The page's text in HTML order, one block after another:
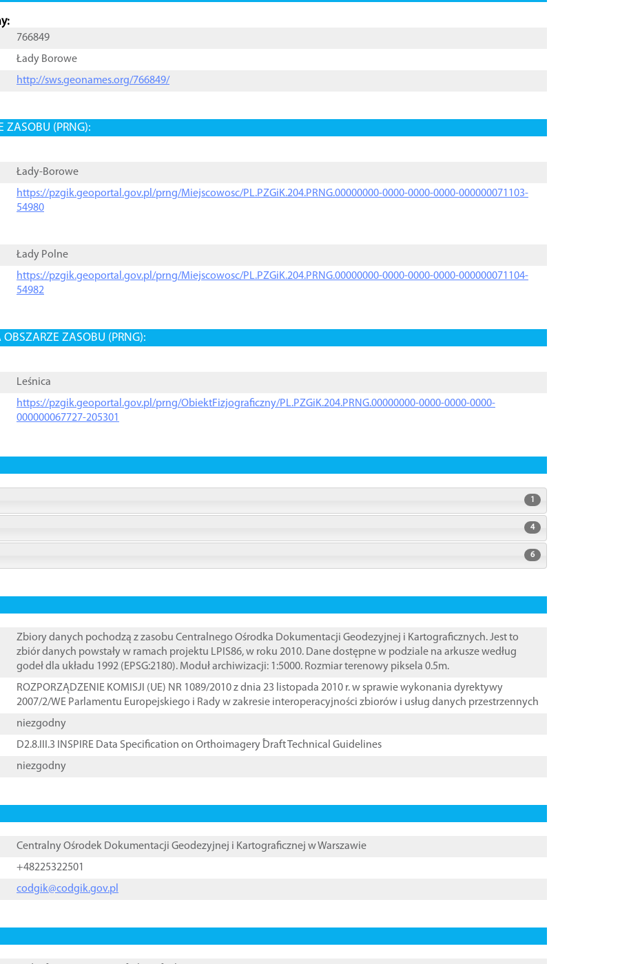
766849
Łady Borowe
http://sws.geonames.org/766849/
ZASOBU (PRNG):
Łady-Borowe
https://pzgik.geoportal.gov.pl/prng/Miejscowosc/PL.PZGiK.204.PRNG.00000000-0000-0000-0000-000000071103-
54980
Łady Polne
https://pzgik.geoportal.gov.pl/prng/Miejscowosc/PL.PZGiK.204.PRNG.00000000-0000-0000-0000-000000071104-
54982
ZASOBU (PRNG):
Leśnica
https://pzgik.geoportal.gov.pl/prng/ObiektFizjograficzny/PL.PZGiK.204.PRNG.00000000-0000-0000-0000-
000000067727-205301
1
4
6
Zbiory danych pochodzą z zasobu Centralnego Ośrodka Dokumentacji Geodezyjnej i Kartograficznych. Jest to
zbiór danych powstały w ramach projektu LPIS86, w roku 2010. Dane dostępne w podziale na arkusze według
godeł dla układu 1992 (EPSG:2180). Moduł archiwizacji: 1:5000. Rozmiar terenowy piksela 0.5m.
ROZPORZĄDZENIE KOMISJI (UE) NR 1089/2010 z dnia 23 listopada 2010 r. w sprawie wykonania dyrektywy
2007/2/WE Parlamentu Europejskiego i Rady w zakresie interoperacyjności zbiorów i usług danych przestrzennych
niezgodny
D2.8.III.3 INSPIRE Data Specification on Orthoimagery ֠Draft Technical Guidelines
niezgodny
Centralny Ośrodek Dokumentacji Geodezyjnej i Kartograficznej w Warszawie
+48225322501
codgik@codgik.gov.pl